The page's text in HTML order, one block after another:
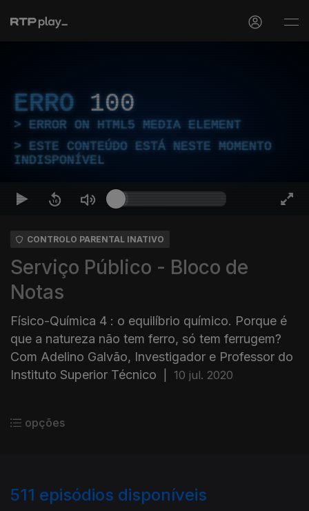
ERRO 100
ERROR ON HTML5 MEDIA ELEMENT
ESTE CONTEÚDO ESTÁ NESTE MOMENTO
INDISPONÍVEL
CONTROLO PARENTAL INATIVO
Serviço Público - Bloco de
Notas
Físico-Química 4 : o equilíbrio químico. Porque é
que a natureza não tem ferro, só tem ferrugem?
Com Adelino Galvão, Investigador e Professor do
Instituto Superior Técnico
10 jul. 2020
opções
511 episódios disponíveis